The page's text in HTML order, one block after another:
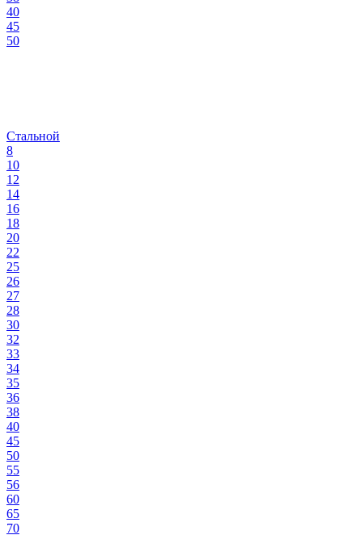
40
45
50
Стальной
8
10
12
14
16
18
20
22
25
26
27
28
30
32
33
34
35
36
38
40
45
50
55
56
60
65
70